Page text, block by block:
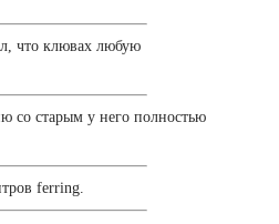
что клювах любую
со старым у него полностью
ferring.